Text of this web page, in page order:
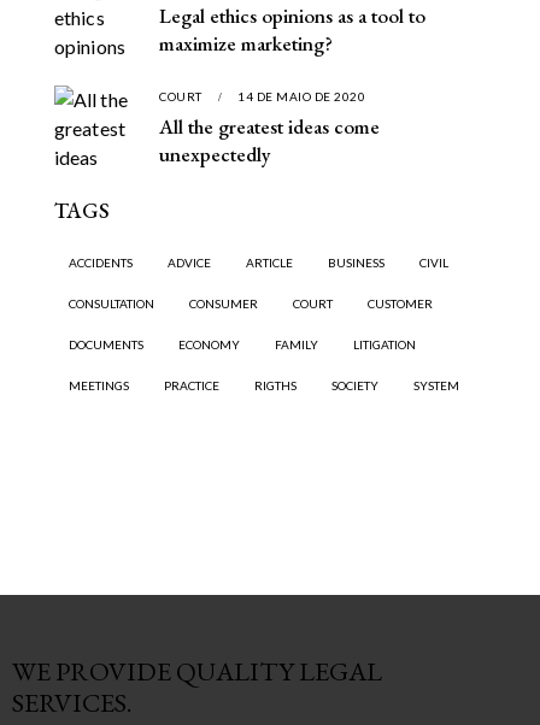
Legal ethics opinions as a tool to
maximize marketing?
COURT 14 DE MAIO DE 2020
All the greatest ideas come
unexpectedly
TAGS
ACCIDENTS ADVICE ARTICLE BUSINESS CIVIL
CONSULTATION CONSUMER COURT CUSTOMER
DOCUMENTS ECONOMY FAMILY LITIGATION
MEETINGS PRACTICE RIGTHS SOCIETY SYSTEM
WE PROVIDE QUALITYLEGAL
SERVICES.